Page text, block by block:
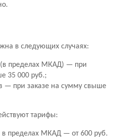
в следующих случаях:
пределах МКАД) — при
35 000 руб.;
— при заказе на сумму свыше
тарифы:
в пределах МКАД — от 600 руб.